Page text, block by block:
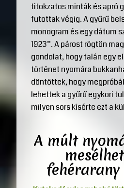
titokzatos minták és apró
futottak végig. A gyűrű
monogram és egy dátum
1923”. A párost rögtön
gondolat, hogy talán egy
történet nyomára
döntöttek, hogy
lehettek a gyűrű egykori
milyen sors kísérte ezt a
A múlt